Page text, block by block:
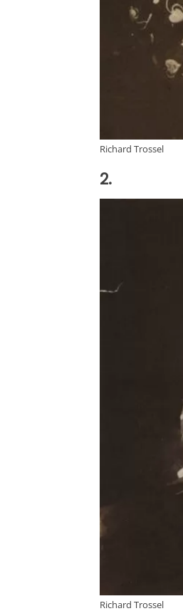
Richard Trossel
2.
Richard Trossel